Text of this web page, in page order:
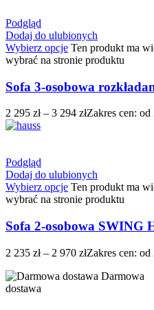
Podgląd
Dodaj do ulubionych
Wybierz opcje Ten produkt ma
wybrać na stronie produktu
Sofa 3-osobowa
2 295 zł – 3 294 złZakres cen: od
Podgląd
Dodaj do ulubionych
Wybierz opcje Ten produkt ma
wybrać na stronie produktu
Sofa 2-osobowa SWING
2 235 zł – 2 970 złZakres cen: od
Darmowa
dostawa